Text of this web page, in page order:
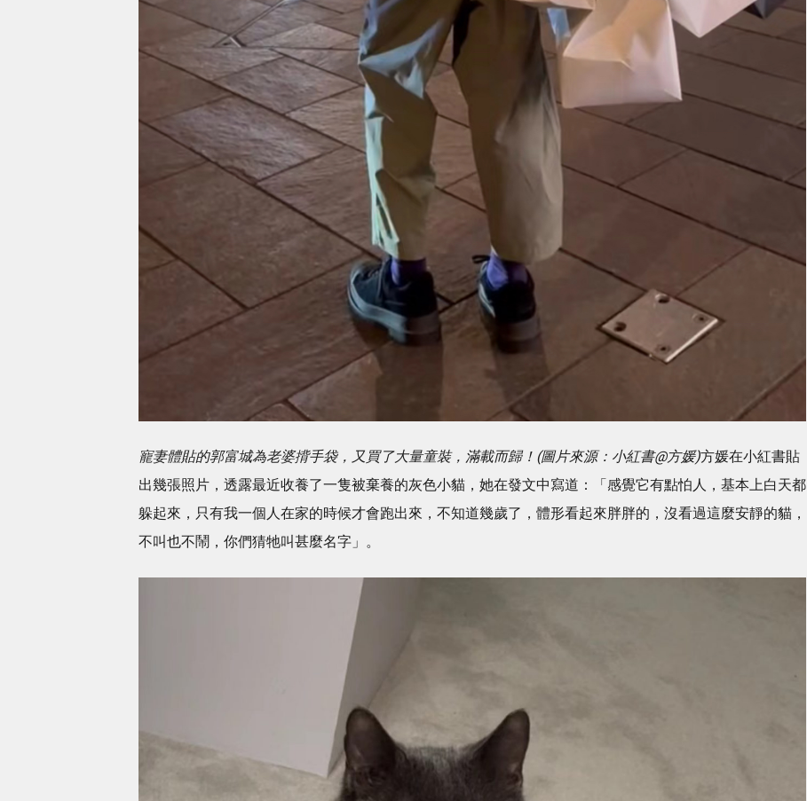
寵妻體貼的郭富城為老婆揹手袋，又買了大量童裝，滿載而歸！(圖片來源：小紅書@方媛)方媛在小紅書貼
出幾張照片，透露最近收養了一隻被棄養的灰色小貓，她在發文中寫道：「感覺它有點怕人，基本上白天都
躲起來，只有我一個人在家的時候才會跑出來，不知道幾歲了，體形看起來胖胖的，沒看過這麼安靜的貓，
不叫也不鬧，你們猜牠叫甚麼名字」。